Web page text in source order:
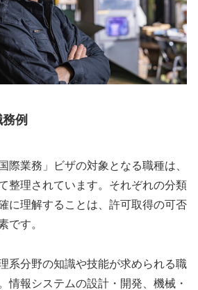
例
際業務」ビザの対象となる職種は、
整理されています。それぞれの分類
に理解することは、許可取得の可否
です。
系分野の知識や技能が求められる職
情報システムの設計・開発、機械・